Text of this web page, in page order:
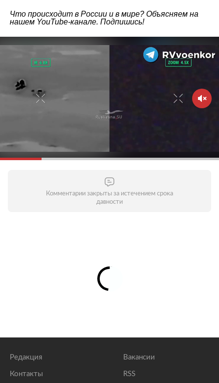
Что происходит в России и в мире? Объясняем на
нашем YouTube-канале. Подпишись!
Комментарии закрыты за истечением срока
давности
Редакция
Контакты
Вакансии
RSS